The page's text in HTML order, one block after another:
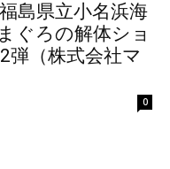
島県立小名浜海
ぐろの解体ショ
（株式会社マ
0